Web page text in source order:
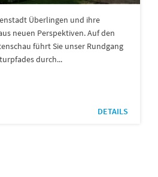
Überlingen und ihre
neuen Perspektiven. Auf den
führt Sie unser Rundgang
durch...
DETAILS